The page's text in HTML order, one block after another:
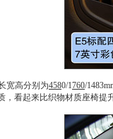
宽高分别为4580/1760/
，看起来比织物材质座椅提